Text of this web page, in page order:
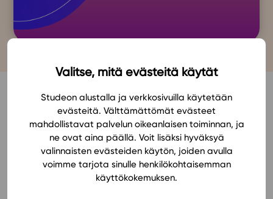
Valitse, mitä evästeitä käytät
Studeon alustalla ja verkkosivuilla käytetään
evästeitä. Välttämättömät evästeet
mahdollistavat palvelun oikeanlaisen toiminnan, ja
ne ovat aina päällä. Voit lisäksi hyväksyä
valinnaisten evästeiden käytön, joiden avulla
voimme tarjota sinulle henkilökohtaisemman
käyttökokemuksen.
MAB OHO! Ohjelmistot
haltuun
Lyhyen matematiikan OHO! Ohjelmistot haltuun -
materiaali kokoaa yhteen lukion lyhyen
matematiikan keskeiset ohjelmisto-ohjeet ja